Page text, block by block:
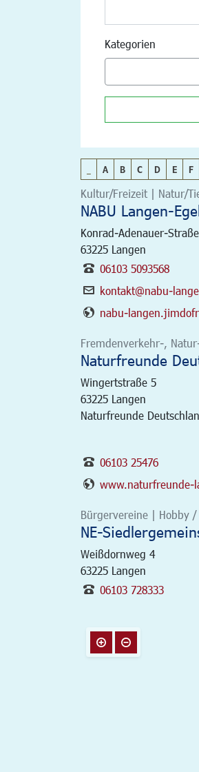
Kategorien
A B C D E F
Kultur/Freizeit | Natur/
NABU Langen-
Konrad-Adenauer-
63225 Langen
06103 5093568
kontakt@nabu-
nabu-
Fremdenverkehr-,
Naturfreunde
Wingertstraße 5
63225 Langen
Naturfreunde
06103 25476
www.naturfreunde-
Bürgervereine | Hobby
NE-
Weißdornweg 4
63225 Langen
06103 728333